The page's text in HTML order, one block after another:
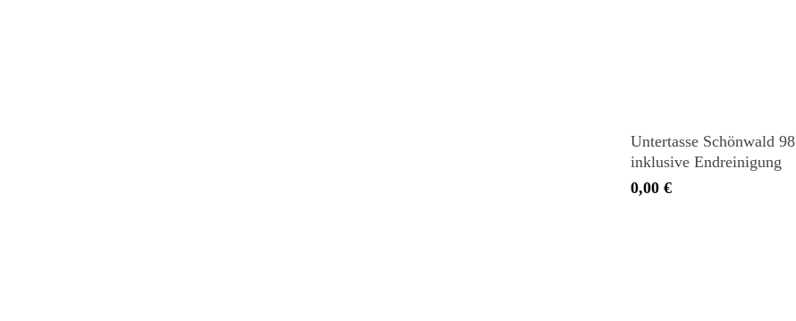
Untertasse Schönwald 98
inklusive Endreinigung
0,00 €